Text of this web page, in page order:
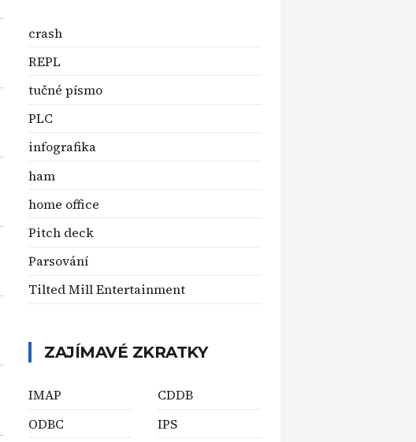
crash
REPL
tučné písmo
PLC
infografika
ham
home office
Pitch deck
Parsování
Tilted Mill Entertainment
ZAJÍMAVÉ ZKRATKY
IMAP
ODBC
CDDB
IPS